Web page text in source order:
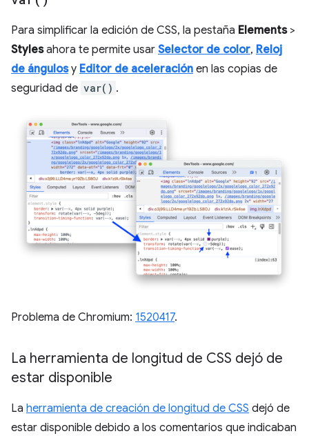
Para simplificar la edición de CSS, la pestaña Elements>
Stylesahora te permite usar Selector de color, Reloj
de ángulosy Editor de aceleración en las copias de
seguridad de var() .
Problema de Chromium: 1520417.
La herramienta de longitud de CSS dejó de
estar disponible
La herramienta de creación de longitud de CSS dejó de
estar disponible debido a los comentarios que indicaban